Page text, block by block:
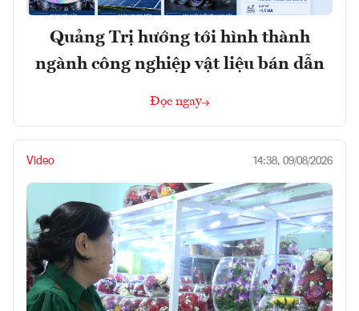
Quảng Trị hướng tới hình thành
ngành công nghiệp vật liệu bán dẫn
Đọc ngay
Video 14:38, 09/08/2026